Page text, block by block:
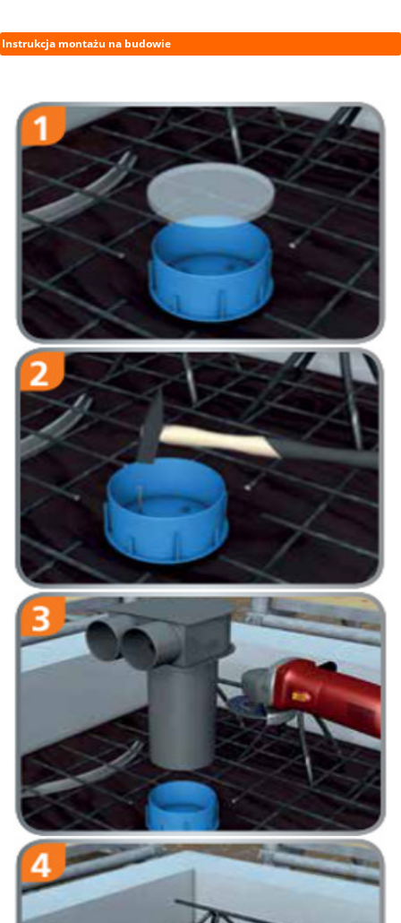
Instrukcja montażu na budowie
Usunąć dekiel osłonowy z tulei.
Tuleję wentylacyjną przybić gwoździami do szalunku.
Rurę wentylacyjną skrócić do pożądanej długości.
Przyciętą rurę wentylacyjną włożyć do tulei.